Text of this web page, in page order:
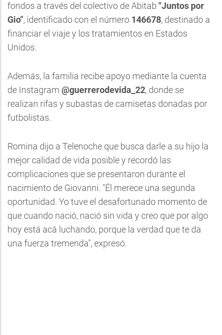
fondos a través del colectivo de Abitab "Juntos por
Gio", identificado con el número 146678, destinado a
financiar el viaje y los tratamientos en Estados
Unidos.
Además, la familia recibe apoyo mediante la cuenta
de Instagram @guerrerodevida_22, donde se
realizan rifas y subastas de camisetas donadas por
futbolistas.
Romina dijo a Telenoche que busca darle a su hijo la
mejor calidad de vida posible y recordó las
complicaciones que se presentaron durante el
nacimiento de Giovanni. "Él merece una segunda
oportunidad. Yo tuve el desafortunado momento de
que cuando nació, nació sin vida y creo que por algo
hoy está acá luchando, porque la verdad que te da
una fuerza tremenda", expresó.